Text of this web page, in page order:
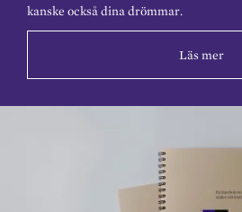
kanske också dina drömmar.
Läs mer